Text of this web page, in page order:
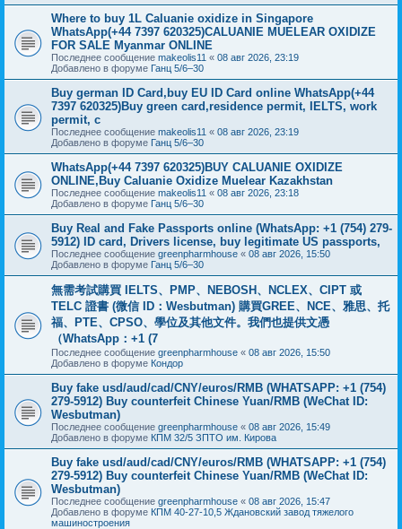
Where to buy 1L Caluanie oxidize in Singapore
WhatsApp(+44 7397 620325)CALUANIE MUELEAR OXIDIZE
FOR SALE Myanmar ONLINE
Последнее сообщение makeolis11 « 08 авг 2026, 23:19
Добавлено в форуме Ганц 5/6–30
Buy german ID Card,buy EU ID Card online WhatsApp(+44
7397 620325)Buy green card,residence permit, IELTS, work
permit, c
Последнее сообщение makeolis11 « 08 авг 2026, 23:19
Добавлено в форуме Ганц 5/6–30
WhatsApp(+44 7397 620325)BUY CALUANIE OXIDIZE
ONLINE,Buy Caluanie Oxidize Muelear Kazakhstan
Последнее сообщение makeolis11 « 08 авг 2026, 23:18
Добавлено в форуме Ганц 5/6–30
Buy Real and Fake Passports online (WhatsApp: +1 (754) 279-
5912) ID card, Drivers license, buy legitimate US passports,
Последнее сообщение greenpharmhouse « 08 авг 2026, 15:50
Добавлено в форуме Ганц 5/6–30
無需考試購買 IELTS、PMP、NEBOSH、NCLEX、CIPT 或
TELC 證書 (微信 ID：Wesbutman) 購買GREE、NCE、雅思、托
福、PTE、CPSO、學位及其他文件。我們也提供文憑
（WhatsApp：+1 (7
Последнее сообщение greenpharmhouse « 08 авг 2026, 15:50
Добавлено в форуме Кондор
Buy fake usd/aud/cad/CNY/euros/RMB (WHATSAPP: +1 (754)
279-5912) Buy counterfeit Chinese Yuan/RMB (WeChat ID:
Wesbutman)
Последнее сообщение greenpharmhouse « 08 авг 2026, 15:49
Добавлено в форуме КПМ 32/5 ЗПТО им. Кирова
Buy fake usd/aud/cad/CNY/euros/RMB (WHATSAPP: +1 (754)
279-5912) Buy counterfeit Chinese Yuan/RMB (WeChat ID:
Wesbutman)
Последнее сообщение greenpharmhouse « 08 авг 2026, 15:47
Добавлено в форуме КПМ 40-27-10,5 Ждановский завод тяжелого
машиностроения